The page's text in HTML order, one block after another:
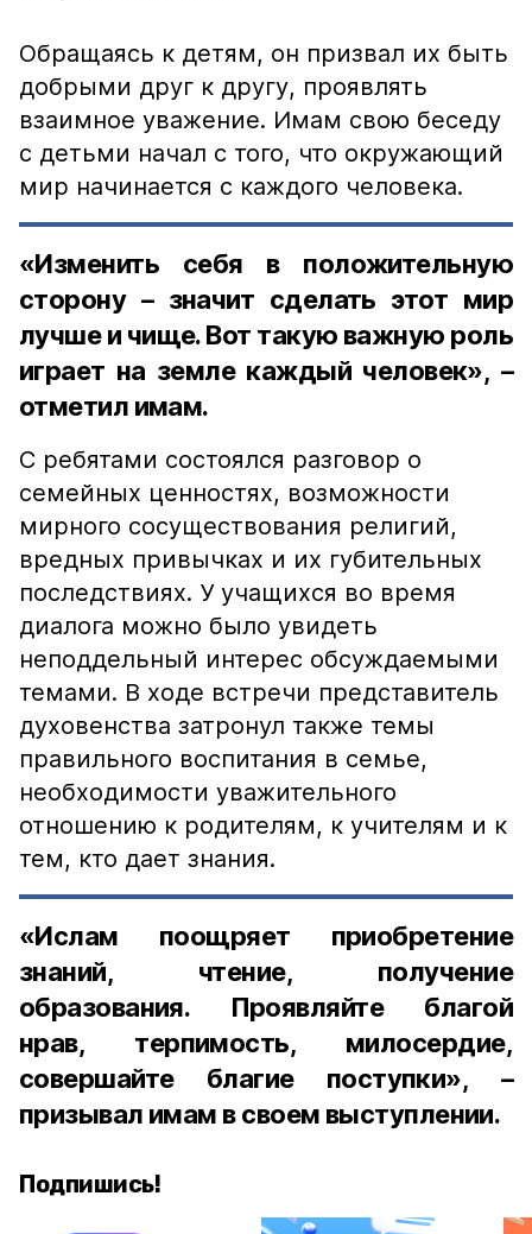
Обращаясь к детям, он призвал их быть
добрыми друг к другу, проявлять
взаимное уважение. Имам свою беседу
с детьми начал с того, что окружающий
мир начинается с каждого человека.
«Изменить себя в положительную
сторону – значит сделать этот мир
лучше и чище. Вот такую важную роль
играет на земле каждый человек», –
отметил имам.
С ребятами состоялся разговор о
семейных ценностях, возможности
мирного сосуществования религий,
вредных привычках и их губительных
последствиях. У учащихся во время
диалога можно было увидеть
неподдельный интерес обсуждаемыми
темами. В ходе встречи представитель
духовенства затронул также темы
правильного воспитания в семье,
необходимости уважительного
отношению к родителям, к учителям и к
тем, кто дает знания.
«Ислам поощряет приобретение
знаний, чтение, получение
образования. Проявляйте благой
нрав, терпимость, милосердие,
совершайте благие поступки», –
призывал имам в своем выступлении.
Подпишись!